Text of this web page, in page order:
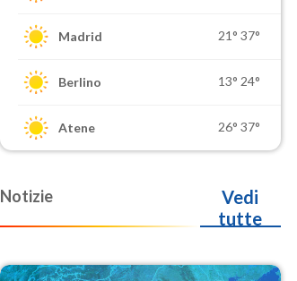
Madrid 21° 37°
Berlino 13° 24°
Atene 26° 37°
Notizie
Vedi
tutte